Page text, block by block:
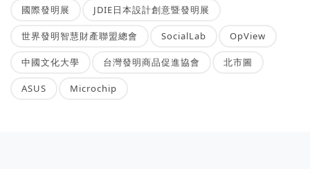
國際發明展 JDIE日本設計創意暨發明展
世界發明智慧財產聯盟總會 SocialLab OpView
中國文化大學 台灣發明商品促進協會 北市圖
ASUS Microchip